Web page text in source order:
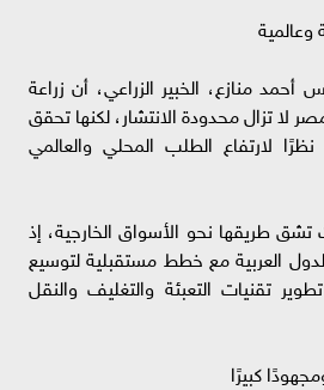
وعالمية
منازع، الخبير الزراعي، أن زراعة
لا تزال محدودة الانتشار، لكنها تحقق
لارتفاع الطلب المحلي والعالمي
طريقها نحو الأسواق الخارجية، إذ
العربية مع خطط مستقبلية لتوسيع
تقنيات التعبئة والتغليف والنقل
كبيرًا